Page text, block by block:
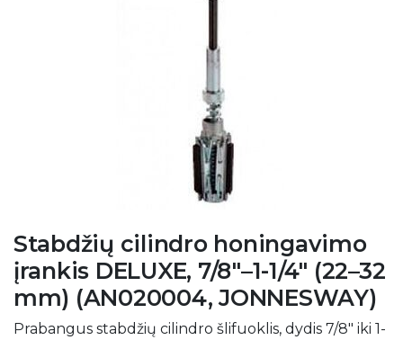
Stabdžių cilindro honingavimo
įrankis DELUXE, 7/8"–1-1/4" (22–32
mm) (AN020004, JONNESWAY)
Prabangus stabdžių cilindro šlifuoklis, dydis 7/8" iki 1-